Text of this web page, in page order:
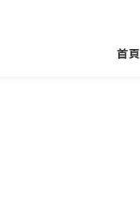
首頁